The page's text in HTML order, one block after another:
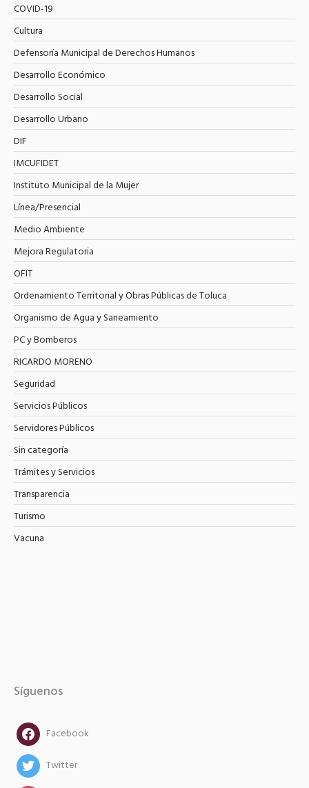
COVID-19
Cultura
Defensoría Municipal de Derechos Humanos
Desarrollo Económico
Desarrollo Social
Desarrollo Urbano
DIF
IMCUFIDET
Instituto Municipal de la Mujer
Línea/Presencial
Medio Ambiente
Mejora Regulatoria
OFIT
Ordenamiento Territorial y Obras Públicas de Toluca
Organismo de Agua y Saneamiento
PC y Bomberos
RICARDO MORENO
Seguridad
Servicios Públicos
Servidores Públicos
Sin categoría
Trámites y Servicios
Transparencia
Turismo
Vacuna
Síguenos
facebookFacebook
twitterTwitter